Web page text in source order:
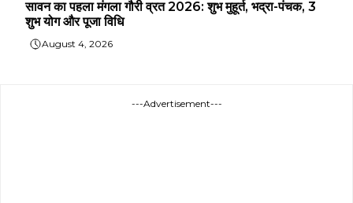
सावन का पहला मंगला गौरी व्रत 2026: शुभ मुहूर्त, भद्रा-पंचक, 3
शुभ योग और पूजा विधि
August 4, 2026
---Advertisement---